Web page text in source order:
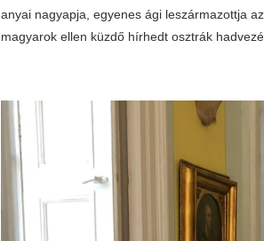
anyai nagyapja, egyenes ági leszármazottja
magyarok ellen küzdő hírhedt osztrák